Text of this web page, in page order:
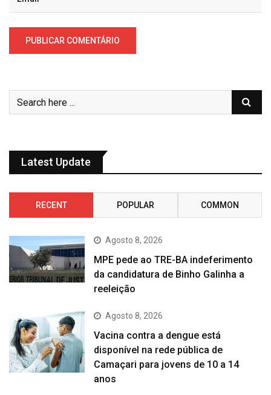
Latest Update
RECENT POPULAR COMMON
Agosto 8, 2026
MPE pede ao TRE-BA indeferimento
da candidatura de Binho Galinha a
reeleição
Agosto 8, 2026
Vacina contra a dengue está
disponível na rede pública de
Camaçari para jovens de 10 a 14
anos